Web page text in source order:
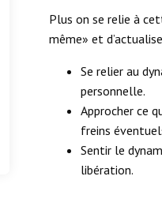
Plus on se relie à
même» et
Se relier au
personnelle.
Approcher ce
freins
Sentir le
libération.